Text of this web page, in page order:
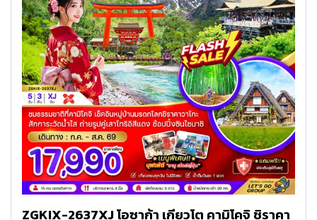
ZGKIX-2637XJ โอซาก้า เกียวโต คามิโคจิ ชิราคา